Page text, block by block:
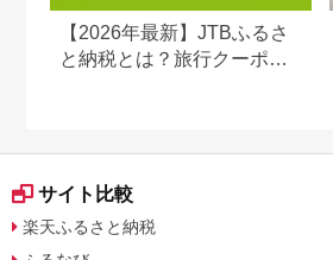
【2026年最新】JTBふるさ
と納税とは？旅行クーポン
サイト比較
楽天ふるさと納税